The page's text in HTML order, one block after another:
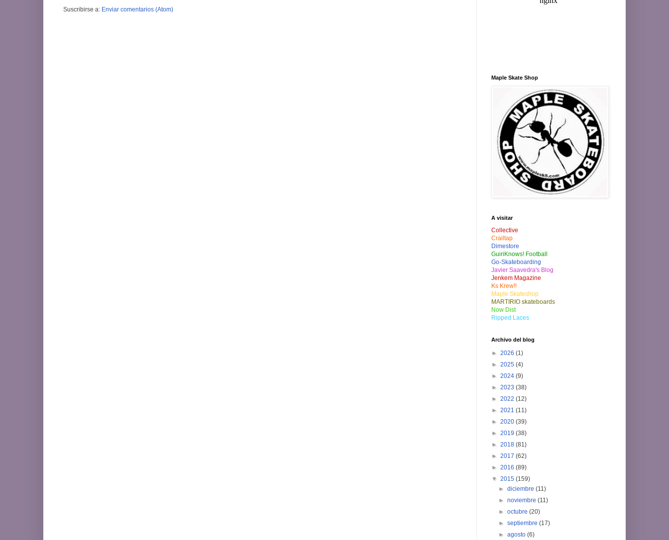
Suscribirse a: Enviar comentarios (Atom)
Maple Skate Shop
A visitar
Collective
Crailtap
Dimestore
GuiriKnows! Football
Go-Skateboarding
Javier Saavedra's Blog
Jenkem Magazine
Ks Krew!!
Maple Skateshop
MARTIRIO skateboards
Now Dist
Ripped Laces
Archivo del blog
► 2026 (1)
► 2025 (4)
► 2024 (9)
► 2023 (38)
► 2022 (12)
► 2021 (11)
► 2020 (39)
► 2019 (38)
► 2018 (81)
► 2017 (62)
► 2016 (89)
▼ 2015 (159)
►diciembre(11)
►noviembre(11)
►octubre(20)
►septiembre(17)
►agosto(6)